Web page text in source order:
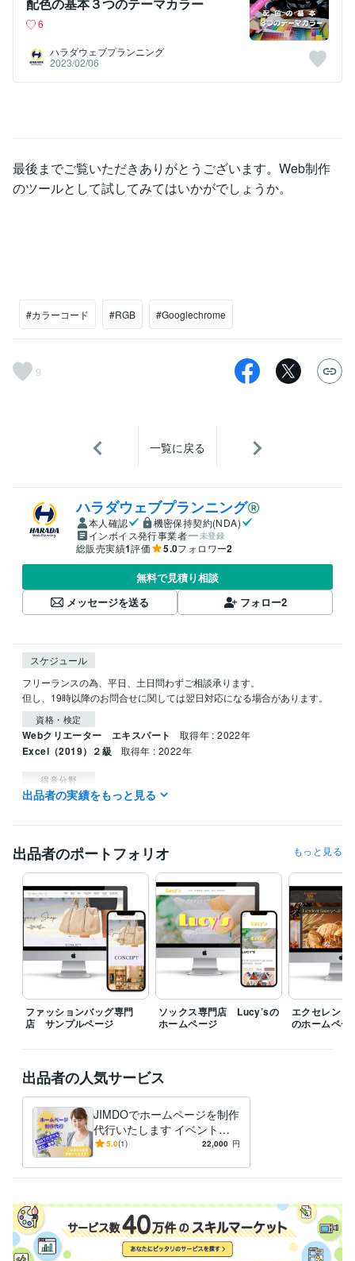
6
ハラダウェブプランニング
2023/02/06
最後までご覧いただきありがとうございます。Web制作
のツールとして試してみてはいかがでしょうか。
#カラーコード #RGB #Googlechrome
9
一覧に戻る
ハラダウェブプランニング
本人確認
機密保持契約(NDA)
インボイス発行事業者
未登録
総販売実績1評価 5.0フォロワー2
無料で見積り相談
メッセージを送る
フォロー2
スケジュール
フリーランスの為、平日、土日問わずご相談承ります。
但し、19時以降のお問合せに関しては翌日対応になる場合があります。
資格・検定
Webクリエーター エキスパート 取得年 : 2022年
Excel（2019）２級 取得年 : 2022年
得意分野
Web制作・HP作成・EC構築 Webデザイン、ホームページ制作
出品者の実績をもっと見る
出品者のポートフォリオ もっと見る
ファッションバッグ専門
店 サンプルページ
ソックス専門店 Lucy’sの
ホームページ
エクセレント
のホームペー
出品者の人気サービス
JIMDOでホームページを制作
代行いたします イベントの
告知用サイト、初心者の方の
5.0(1) 22,000 円